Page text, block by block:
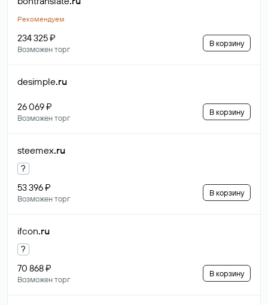
Рекомендуем
234 325 ₽
Возможен торг
В корзину
desimple.ru
26 069 ₽
Возможен торг
В корзину
steemex.ru
?
53 396 ₽
Возможен торг
В корзину
ifcon.ru
?
70 868 ₽
Возможен торг
В корзину